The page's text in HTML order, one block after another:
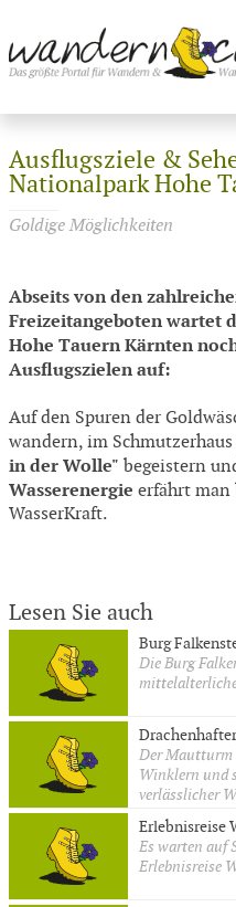
Ausflugsziele &
Nationalpark Hohe
Goldige Möglichkeiten
Abseits von den
Freizeitangeboten wartet
Hohe Tauern Kärnten
Ausflugszielen auf:
Auf den Spuren der
wandern, im
in der Wolle" begeistern
Wasserenergie erfährt man
WasserKraft.
Lesen Sie auch
Burg
Die Burg
Der Mautturm
Winklern und
verlässlicher
Erlebnisreise
Es warten auf
Erlebnisreise